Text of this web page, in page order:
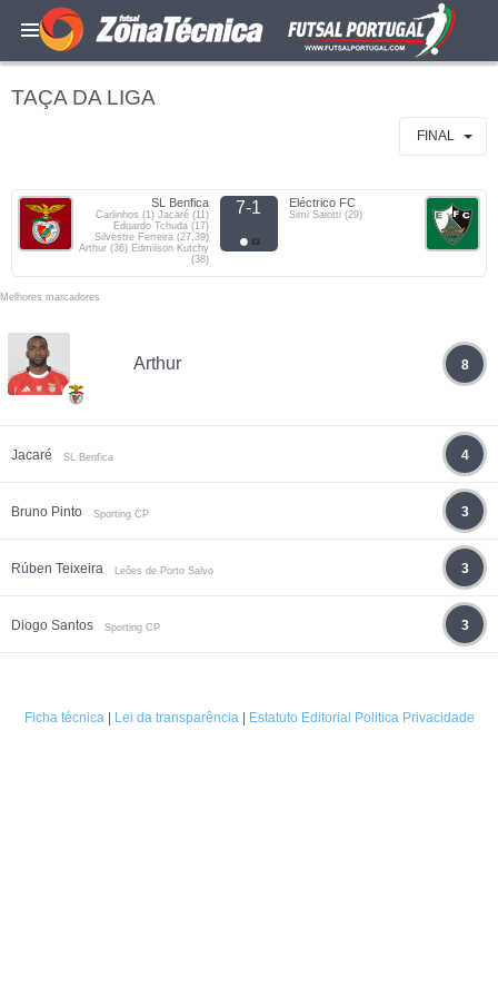
TAÇA DA LIGA
FINAL
SL Benfica
Carlinhos (1) Jacaré (11)
Eduardo Tchuda (17)
Silvestre Ferreira (27,39)
Arthur (36) Edmilson Kutchy
(38)
7-1 Eléctrico FC
Simi Saiotti (29)
Melhores marcadores
Arthur 8
Jacaré SL Benfica 4
Bruno Pinto Sporting CP 3
Rúben Teixeira Leões de Porto Salvo 3
Diogo Santos Sporting CP 3
Ficha técnica| Lei da transparência| Estatuto Editorial Politica Privacidade